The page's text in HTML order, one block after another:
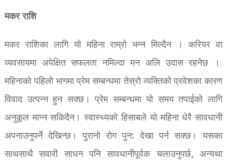
मकर राशि
मकर राशिका लागि यो महिना राम्रो भन्न मिल्दैन । करियर वा
व्यवसायमा अपेक्षित सफलता नमिल्दा मन अलि उदास रहनेछ ।
महिनाको पहिलो भागमा प्रेम सम्बन्धमा तेस्रो व्यक्तिको प्रवेशका कारण
विवाद उत्पन्न हुन सक्छ। प्रेम सम्बन्धमा यो समय तपाईको लागि
अनुकूल मान्न सकिदैन। स्वास्थ्यको हिसाबले यो महिना धेरै सावधानी
अपनाउनुपर्ने देखिन्छ। पुरानो रोग पुन: देखा पर्न सक्छ। यसका
साथसाथै सवारी साधन पनि सावधानीपूर्वक चलाउनुपर्छ, अन्यथा